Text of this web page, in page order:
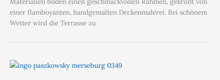
einer flamboyanten, handgemalten Deckenmalerei. Bei schönem
Wetter wird die Terrasse zu